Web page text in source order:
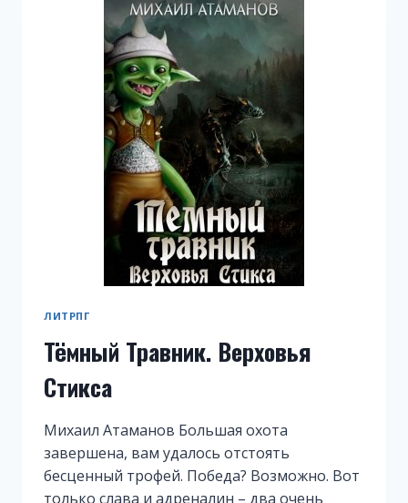
ЛИТРПГ
Тёмный Травник. Верховья
Стикса
Михаил Атаманов Большая охота
завершена, вам удалось отстоять
бесценный трофей. Победа? Возможно. Вот
только слава и адреналин – два очень